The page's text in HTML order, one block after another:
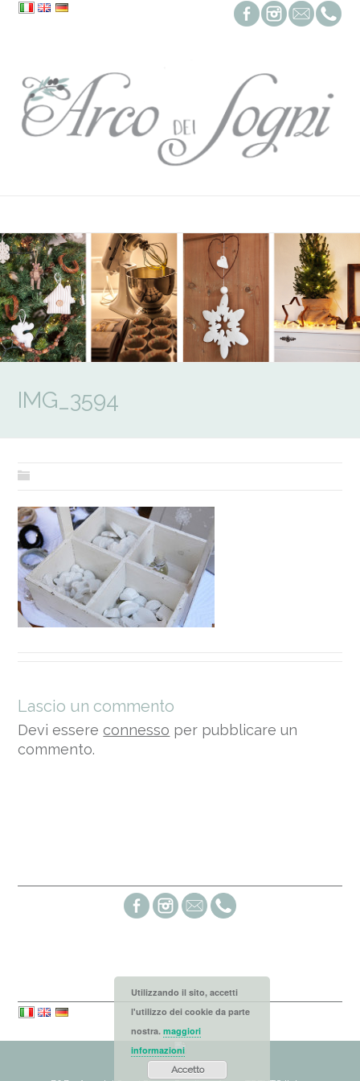
IMG_3594
Lascio un commento
Devi essere connesso per pubblicare un
commento.
Utilizzando il sito, accetti
l'utilizzo dei cookie da parte
nostra. maggiori
informazioni
Accetto